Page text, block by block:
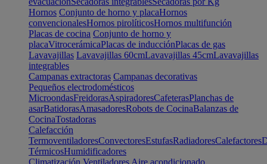
Hornos Conjunto de horno y placaHornos
convencionalesHornos pirolíticosHornos multifunción
Placas de cocina Conjunto de horno y
placaVitrocerámicaPlacas de inducciónPlacas de gas
Lavavajillas Lavavajillas 60cmLavavajillas 45cmLavavajillas
integrables
Campanas extractoras Campanas decorativas
Pequeños electrodomésticos
MicroondasFreidorasAspiradoresCafeterasPlanchas de
asarBatidorasAmasadoresRobots de CocinaBalanzas de
CocinaTostadoras
Calefacción
TermoventiladoresConvectoresEstufasRadiadoresCalefactores
TérmicosHumidificadores
Climatización Ventiladores Aire acondicionado